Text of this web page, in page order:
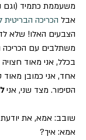
משעממת כתמיד (וגם
אבל הכריכה הבריטית
הצבעים האלו! שלא
משתלבים עם הכריכה
בכלל, אני מאוד
אחד, אני כמובן מאוד
הסיפור. מצד שני, אני
שובב: אמא, את
אמא: איך?